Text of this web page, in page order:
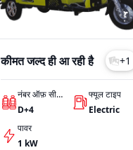
कीमत जल्द ही आ रही है +1
नंबर ऑफ़ सीट्स
D+4
फ्यूल टाइप
Electric
पावर
1 kW